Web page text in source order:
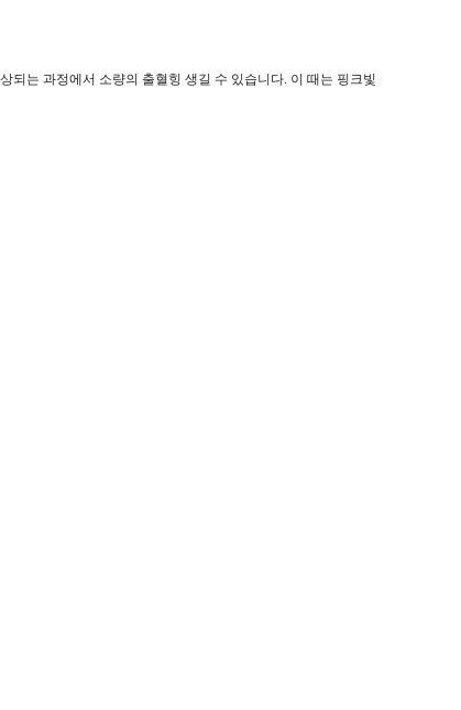
되는 과정에서 소량의 출혈힝 생길 수 있습니다. 이 때는 핑크빛